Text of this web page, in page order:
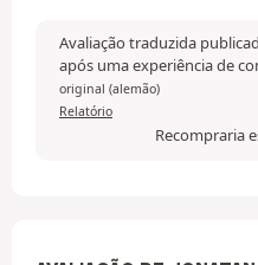
Avaliação traduzida
após uma experiência de
original (alemão)
Relatório
Recompraria